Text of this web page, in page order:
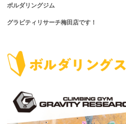
ボルダリングジム
グラビティリサーチ梅田店です！